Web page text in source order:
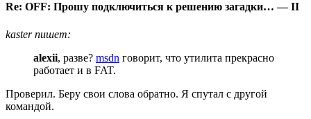
Re: OFF: Прошу подключиться к решению загадки… — II
kaster пишет:
alexii, разве? msdn говорит, что утилита прекрасно
работает и в FAT.
Проверил. Беру свои слова обратно. Я спутал с другой
командой.